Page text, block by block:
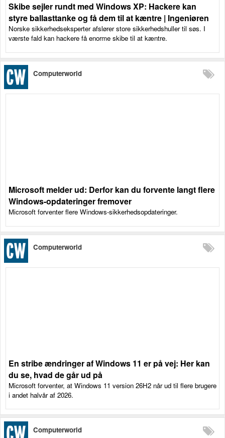
Skibe sejler rundt med Windows XP: Hackere kan
styre ballasttanke og få dem til at kæntre | Ingeniøren
Norske sikkerhedseksperter afslører store sikkerhedshuller til søs. I
værste fald kan hackere få enorme skibe til at kæntre.
Computerworld
Microsoft melder ud: Derfor kan du forvente langt flere
Windows-opdateringer fremover
Microsoft forventer flere Windows-sikkerhedsopdateringer.
Computerworld
En stribe ændringer af Windows 11 er på vej: Her kan
du se, hvad de går ud på
Microsoft forventer, at Windows 11 version 26H2 når ud til flere brugere
i andet halvår af 2026.
Computerworld